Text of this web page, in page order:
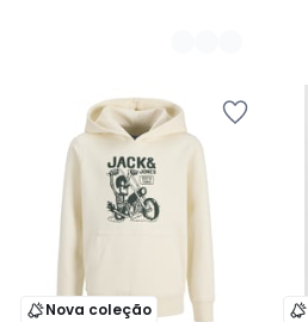
Nova coleção